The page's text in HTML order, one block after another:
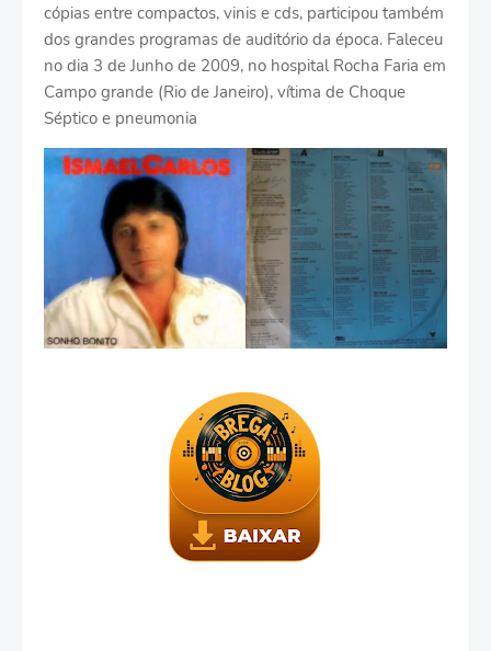
cópias entre compactos, vinis e cds, participou também
dos grandes programas de auditório da época. Faleceu
no dia 3 de Junho de 2009, no hospital Rocha Faria em
Campo grande (Rio de Janeiro), vítima de Choque
Séptico e pneumonia